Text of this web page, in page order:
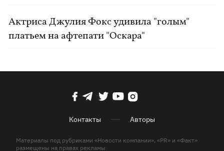
Актриса Джулия Фокс удивила "голым"
платьем на афтепати "Оскара"
Контакты Авторы
Материалы под рубриками «Новости компании», «PR» и «Факт»
размещены на правах рекламы